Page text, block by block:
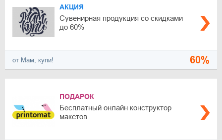
АКЦИЯ
Сувенирная продукция со скидками
до 60%
от Мам, купи! 60%
ПОДАРОК
Бесплатный онлайн конструктор
макетов